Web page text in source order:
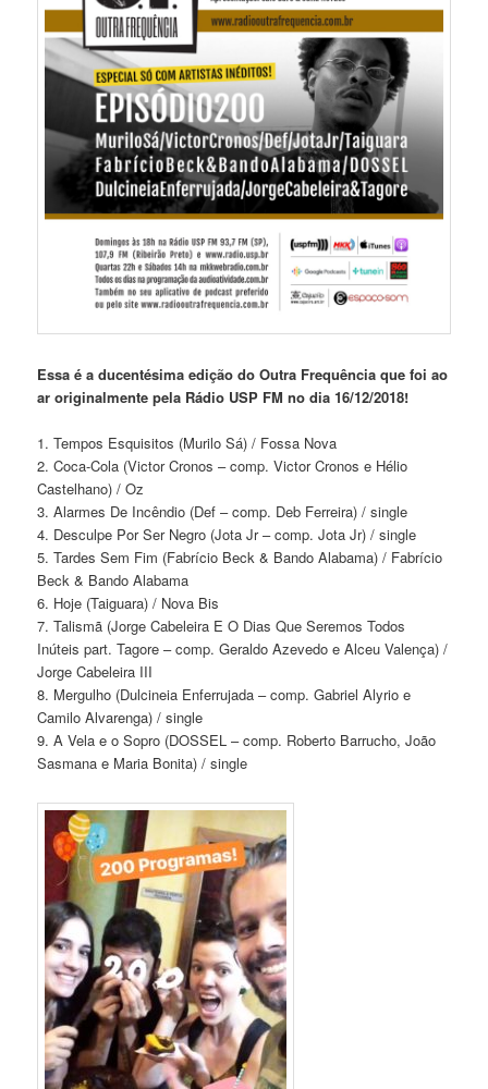
Essa é a ducentésima edição do Outra Frequência que foi ao
ar originalmente pela Rádio USP FM no dia 16/12/2018!
1. Tempos Esquisitos (Murilo Sá) / Fossa Nova
2. Coca-Cola (Victor Cronos – comp. Victor Cronos e Hélio
Castelhano) / Oz
3. Alarmes De Incêndio (Def – comp. Deb Ferreira) / single
4. Desculpe Por Ser Negro (Jota Jr – comp. Jota Jr) / single
5. Tardes Sem Fim (Fabrício Beck & Bando Alabama) / Fabrício
Beck & Bando Alabama
6. Hoje (Taiguara) / Nova Bis
7. Talismã (Jorge Cabeleira E O Dias Que Seremos Todos
Inúteis part. Tagore – comp. Geraldo Azevedo e Alceu Valença) /
Jorge Cabeleira III
8. Mergulho (Dulcineia Enferrujada – comp. Gabriel Alyrio e
Camilo Alvarenga) / single
9. A Vela e o Sopro (DOSSEL – comp. Roberto Barrucho, João
Sasmana e Maria Bonita) / single